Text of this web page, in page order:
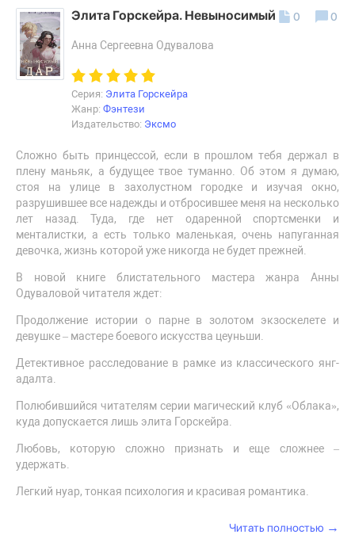
Элита Горскейра. Невыносимый дар
Анна Сергеевна Одувалова
Серия: Элита Горскейра
Жанр: Фэнтези
Издательство: Эксмо
Сложно быть принцессой, если в прошлом тебя держал в
плену маньяк, а будущее твое туманно. Об этом я думаю,
стоя на улице в захолустном городке и изучая окно,
разрушившее все надежды и отбросившее меня на несколько
лет назад. Туда, где нет одаренной спортсменки и
менталистки, а есть только маленькая, очень напуганная
девочка, жизнь которой уже никогда не будет прежней.
В новой книге блистательного мастера жанра Анны
Одуваловой читателя ждет:
Продолжение истории о парне в золотом экзоскелете и
девушке – мастере боевого искусства цеуньши.
Детективное расследование в рамке из классического янг-
адалта.
Полюбившийся читателям серии магический клуб «Облака»,
куда допускается лишь элита Горскейра.
Любовь, которую сложно признать и еще сложнее –
удержать.
Легкий нуар, тонкая психология и красивая романтика.
0 0
Читать полностью →